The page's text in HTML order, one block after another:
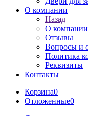
О компании
Назад
О компании
Отзывы
Вопросы и
Политика
Реквизиты
Контакты
Корзина0
Отложенные0